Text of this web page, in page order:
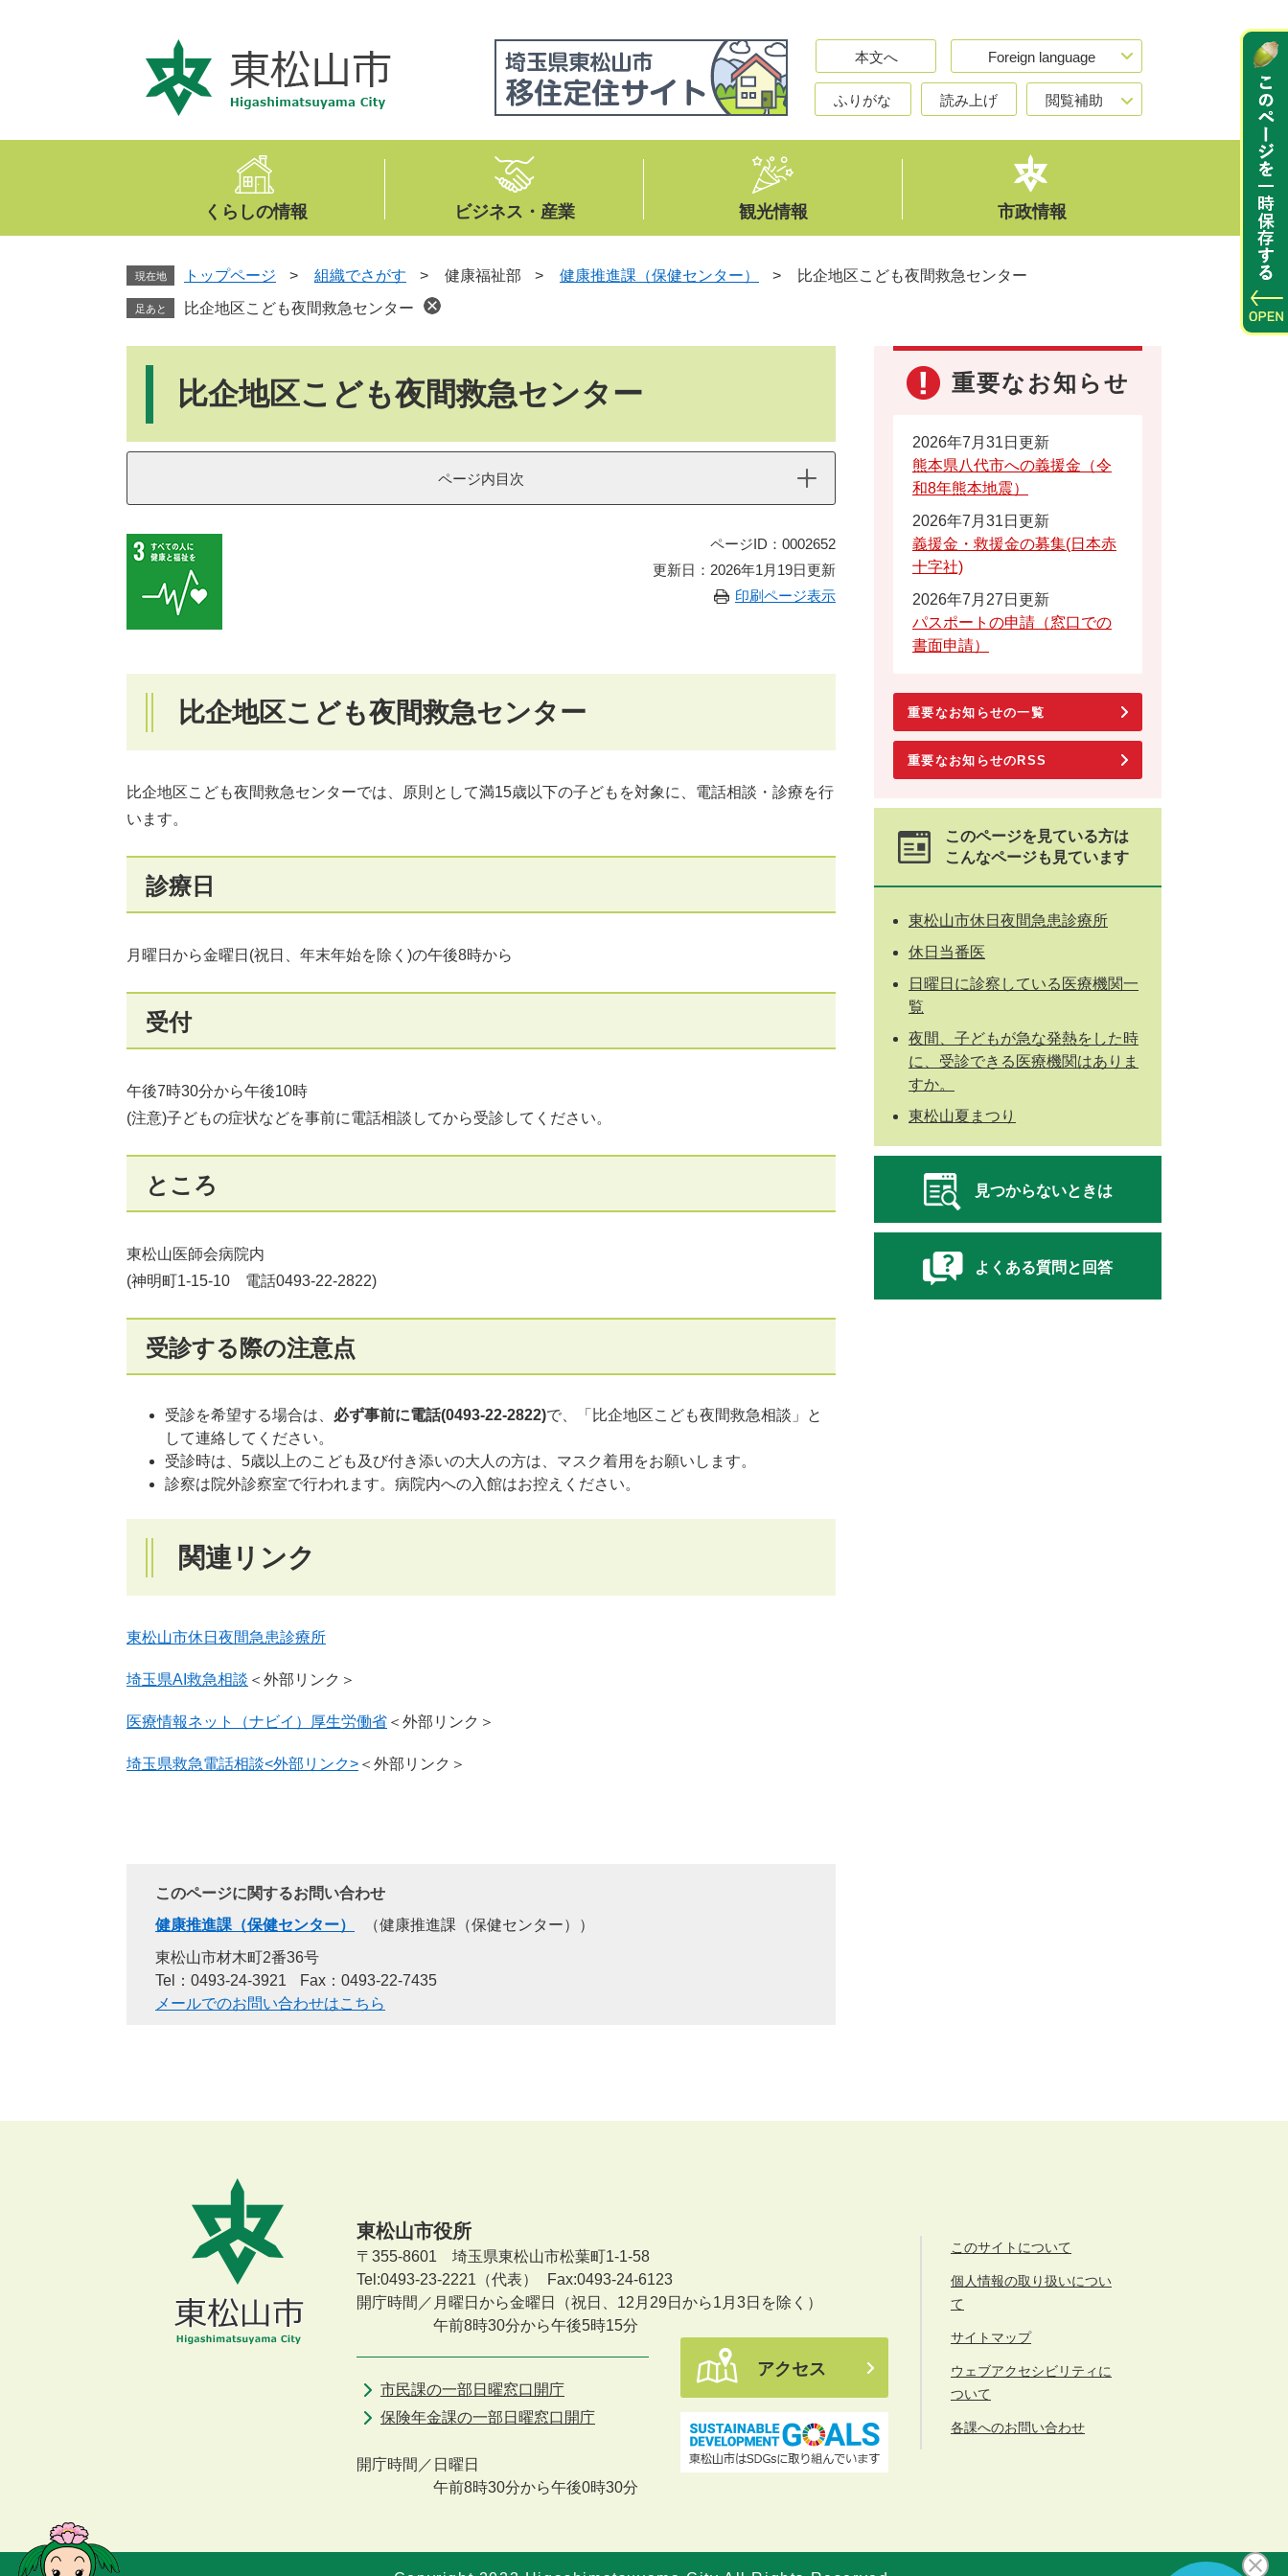
文
本文へ Foreign language
ふりがな 読み上げ 閲覧補助
くらしの情報 ビジネス・産業 観光情報 市政情報
現在地 トップページ > 組織でさがす > 健康福祉部 > 健康推進課（保健センター） > 比企地区こども夜間救急センター
足あと 比企地区こども夜間救急センター
比企地区こども夜間救急センター
ページ内目次
ページID：0002652
更新日：2026年1月19日更新
印刷ページ表示
比企地区こども夜間救急センター
比企地区こども夜間救急センターでは、原則として満15歳以下の子どもを対象に、電話相談・診療を行
います。
診療日
月曜日から金曜日(祝日、年末年始を除く)の午後8時から
受付
午後7時30分から午後10時
(注意)子どもの症状などを事前に電話相談してから受診してください。
ところ
東松山医師会病院内
(神明町1-15-10 電話0493‐22-2822)
受診する際の注意点
受診を希望する場合は、 必ず事前に電話(0493-22-2822)で、「比企地区こども夜間救急相談」と
して連絡してください。
受診時は、5歳以上のこども及び付き添いの大人の方は、マスク着用をお願いします。
診察は院外診察室で行われます。病院内への入館はお控えください。
関連リンク
東松山市休日夜間急患診療所
埼玉県AI救急相談 ＜外部リンク＞
医療情報ネット（ナビイ）厚生労働省 ＜外部リンク＞
埼玉県救急電話相談<外部リンク> ＜外部リンク＞
このページに関するお問い合わせ
健康推進課（保健センター）
健康推進課（保健センター）
東松山市材木町2番36号
Tel：0493-24-3921
Fax：0493-22-7435
メールでのお問い合わせはこちら
重要なお知らせ
2026年7月31日更新
熊本県八代市への義援金（令
和8年熊本地震）
2026年7月31日更新
義援金・救援金の募集(日本赤
十字社)
2026年7月27日更新
パスポートの申請（窓口での
書面申請）
重要なお知らせの一覧
重要なお知らせのRSS
このページを見ている方は
こんなページも見ています
東松山市休日夜間急患診療所
休日当番医
日曜日に診察している医療機関一
覧
夜間、子どもが急な発熱をした時
に、受診できる医療機関はありま
すか。
東松山夏まつり
見つからないときは
よくある質問と回答
東松山市役所
〒355-8601 埼玉県東松山市松葉町1-1-58
Tel:0493-23-2221（代表）
Fax:0493-24-6123
開庁時間／月曜日から金曜日
（祝日、12月29日から1月3日を除く）
午前8時30分から午後5時15分
市民課の一部日曜窓口開庁
保険年金課の一部日曜窓口開庁
開庁時間／ 日曜日
午前8時30分から午後0時30分
アクセス
このサイトについて
個人情報の取り扱いについ
て
サイトマップ
ウェブアクセシビリティに
ついて
各課へのお問い合わせ